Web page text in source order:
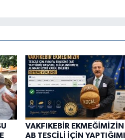
VAKFIKEBİR EKMEĞİMİZİN
AB TESCİLİ İÇİN